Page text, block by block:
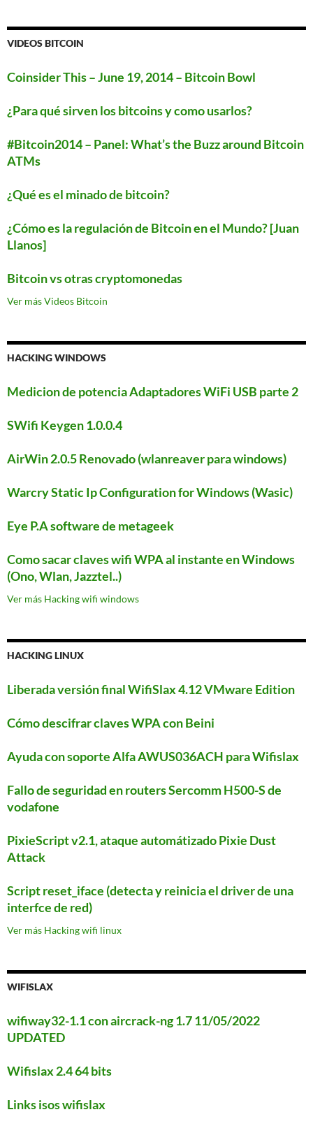
VIDEOS BITCOIN
Coinsider This – June 19, 2014 – Bitcoin Bowl
¿Para qué sirven los bitcoins y como usarlos?
#Bitcoin2014 – Panel: What’s the Buzz around Bitcoin
ATMs
¿Qué es el minado de bitcoin?
¿Cómo es la regulación de Bitcoin en el Mundo? [Juan
Llanos]
Bitcoin vs otras cryptomonedas
Ver más Videos Bitcoin
HACKING WINDOWS
Medicion de potencia Adaptadores WiFi USB parte 2
SWifi Keygen 1.0.0.4
AirWin 2.0.5 Renovado (wlanreaver para windows)
Warcry Static Ip Configuration for Windows (Wasic)
Eye P.A software de metageek
Como sacar claves wifi WPA al instante en Windows
(Ono, Wlan, Jazztel..)
Ver más Hacking wifi windows
HACKING LINUX
Liberada versión final WifiSlax 4.12 VMware Edition
Cómo descifrar claves WPA con Beini
Ayuda con soporte Alfa AWUS036ACH para Wifislax
Fallo de seguridad en routers Sercomm H500-S de
vodafone
PixieScript v2.1, ataque automátizado Pixie Dust
Attack
Script reset_iface (detecta y reinicia el driver de una
interfce de red)
Ver más Hacking wifi linux
WIFISLAX
wifiway32-1.1 con aircrack-ng 1.7 11/05/2022
UPDATED
Wifislax 2.4 64 bits
Links isos wifislax